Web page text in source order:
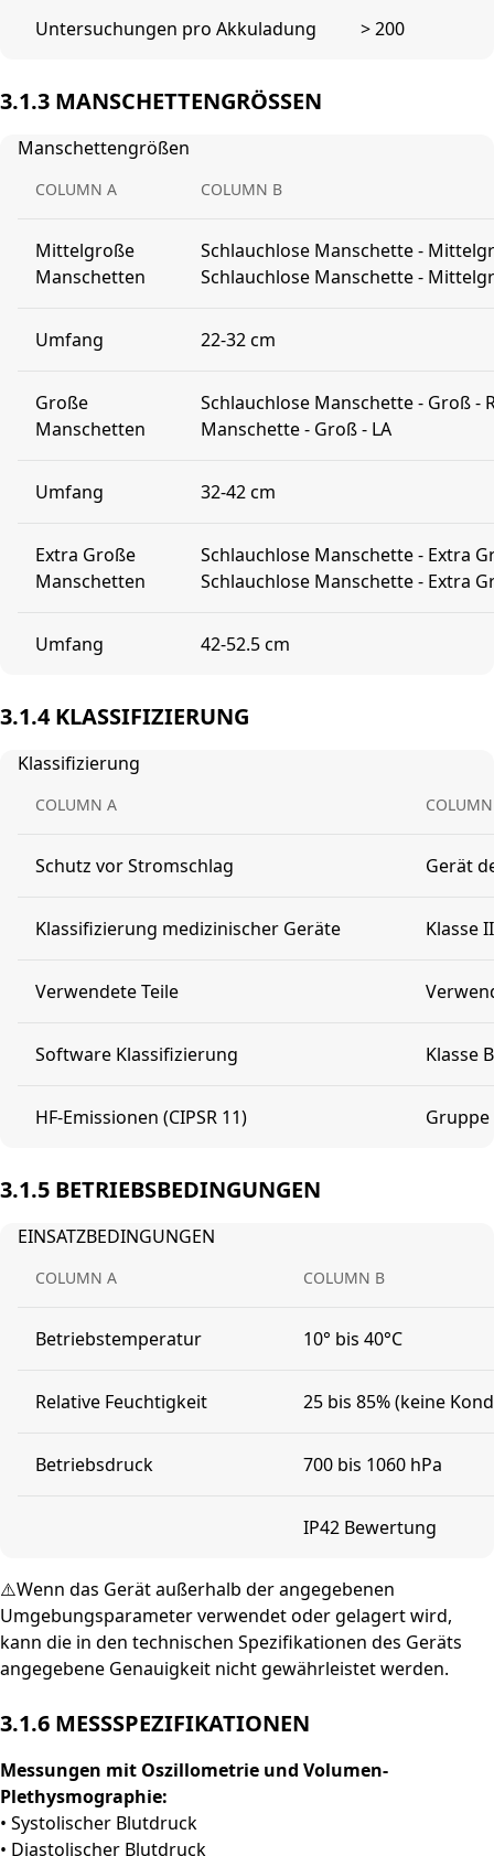
Untersuchungen pro Akkuladung > 200
3.1.3 MANSCHETTENGRÖSSEN
Manschettengrößen
COLUMN A COLUMN B
Mittelgroße
Manschetten
Schlauchlose Manschette -
Schlauchlose Manschette -
Umfang 22-32 cm
Große
Manschetten
Schlauchlose Manschette - Groß -
Manschette - Groß - LA
Umfang 32-42 cm
Extra Große
Manschetten
Schlauchlose Manschette - Extra
Schlauchlose Manschette - Extra
Umfang 42-52.5 cm
3.1.4 KLASSIFIZIERUNG
Klassifizierung
COLUMN A
Schutz vor Stromschlag Gerät
Klassifizierung medizinischer Geräte Klasse
Verwendete Teile
Software Klassifizierung Klasse B
HF-Emissionen (CIPSR 11) Gruppe
3.1.5 BETRIEBSBEDINGUNGEN
EINSATZBEDINGUNGEN
COLUMN A COLUMN B
Betriebstemperatur 10° bis 40°C
Relative Feuchtigkeit 25 bis 85% (keine
Betriebsdruck 700 bis 1060 hPa
IP42 Bewertung
⚠️Wenn das Gerät außerhalb der angegebenen
Umgebungsparameter verwendet oder gelagert wird,
kann die in den technischen Spezifikationen des Geräts
angegebene Genauigkeit nicht gewährleistet werden.
3.1.6 MESSSPEZIFIKATIONEN
Messungen mit Oszillometrie und Volumen-
Plethysmographie:
• Systolischer Blutdruck
• Diastolischer Blutdruck